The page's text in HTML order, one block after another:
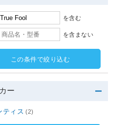
を含む
を含まない
この条件で絞り込む
ー
ティス (2)